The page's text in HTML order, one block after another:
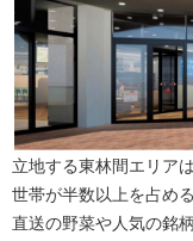
立地する東林間エリア
世帯が半数以上を占め
直送の野菜や人気の銘